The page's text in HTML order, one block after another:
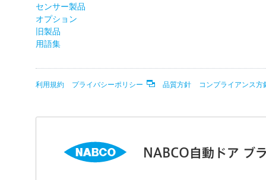
センサー製品
オプション
旧製品
用語集
利用規約 プライバシーポリシー 品質方針 コンプライアンス方
NABCO自動ドア ブ